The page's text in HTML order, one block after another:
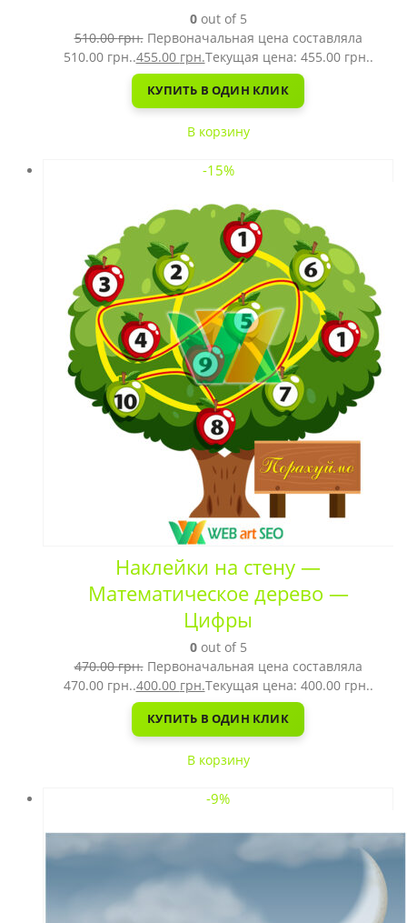
0out of 5
510.00грн. Первоначальная цена составляла
510.00 грн..455.00 грн.Текущая цена: 455.00 грн..
КУПИТЬ В ОДИН КЛИК
В корзину
-15%
Наклейки на стену —
Математическое дерево —
Цифры
0out of 5
470.00грн. Первоначальная цена составляла
470.00 грн..400.00 грн.Текущая цена: 400.00 грн..
КУПИТЬ В ОДИН КЛИК
В корзину
-9%